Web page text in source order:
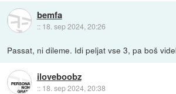
bemfa
:: 18. sep 2024, 20:26
Passat, ni dileme. Idi peljat vse 3, pa boš
iloveboobz
:: 18. sep 2024, 20:38